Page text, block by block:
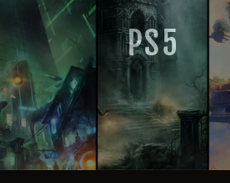
PS5
VOUCHERS
BOOKING
EVENTS
RECARO GAMING!
FAQ
CONTACT